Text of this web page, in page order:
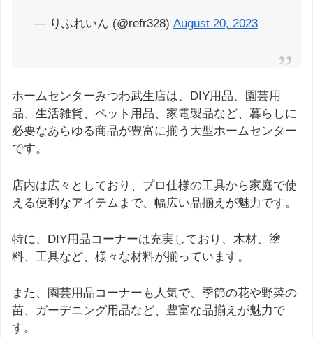
— りふれいん (@refr328) August 20, 2023
ホームセンターみつわ武生店は、DIY用品、園芸用
品、生活雑貨、ペット用品、家電製品など、暮らしに
必要なあらゆる商品が豊富に揃う大型ホームセンター
です。
店内は広々としており、プロ仕様の工具から家庭で使
える便利なアイテムまで、幅広い品揃えが魅力です。
特に、DIY用品コーナーは充実しており、木材、塗
料、工具など、様々な材料が揃っています。
また、園芸用品コーナーも人気で、季節の花や野菜の
苗、ガーデニング用品など、豊富な品揃えが魅力で
す。